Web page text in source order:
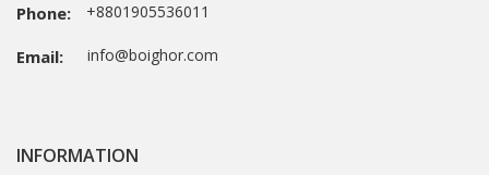
Phone: +8801905536011
Email: info@boighor.com
INFORMATION